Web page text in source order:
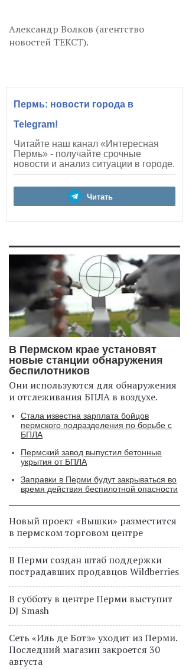
Александр Волков (агентство
новостей ТЕКСТ).
Пермь: новости города в
Telegram!
Читайте наш канал «Интересная
Пермь» - получайте срочные
новости и анализ ситуации в городе.
Читать
В Пермском крае установят
новые станции обнаружения
беспилотников
Они используются для обнаружения
и отслеживания БПЛА в воздухе.
Стала известна зарплата бойцов
пермского подразделения по борьбе с
БПЛА
Пермский завод выпустил бетонные
укрытия от БПЛА
Заправки в Перми будут закрываться во
время действия беспилотной опасности
Новый проект «Вышки» разместится
в пермском торговом центре
В Перми создан штаб поддержки
пострадавших продавцов Wildberries
В субботу в центре Перми выступит
DJ Smash
Сеть «Иль де Ботэ» уходит из Перми.
Последний магазин закроется 30
августа